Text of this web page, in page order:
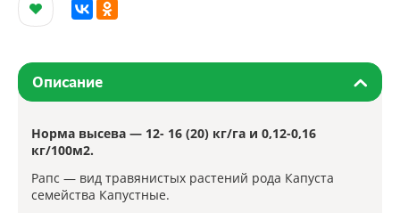
Описание
Норма высева — 12- 16 (20) кг/га и 0,12-0,16
кг/100м2.
Рапс — вид травянистых растений рода Капуста
семейства Капустные.